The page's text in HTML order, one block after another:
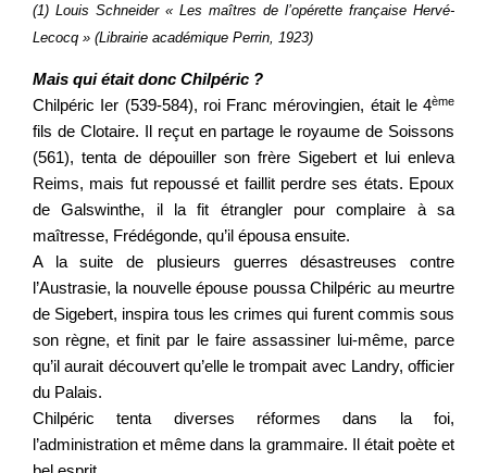
(1) Louis Schneider « Les maîtres de l’opérette française Hervé-
Lecocq » (Librairie académique Perrin, 1923)
Mais qui était donc Chilpéric ?
Chilpéric Ier (539-584), roi Franc mérovingien, était le 4ème
fils de Clotaire. Il reçut en partage le royaume de Soissons
(561), tenta de dépouiller son frère Sigebert et lui enleva
Reims, mais fut repoussé et faillit perdre ses états. Epoux
de Galswinthe, il la fit étrangler pour complaire à sa
maîtresse, Frédégonde, qu’il épousa ensuite.
A la suite de plusieurs guerres désastreuses contre
l’Austrasie, la nouvelle épouse poussa Chilpéric au meurtre
de Sigebert, inspira tous les crimes qui furent commis sous
son règne, et finit par le faire assassiner lui-même, parce
qu’il aurait découvert qu’elle le trompait avec Landry, officier
du Palais.
Chilpéric tenta diverses réformes dans la foi,
l’administration et même dans la grammaire. Il était poète et